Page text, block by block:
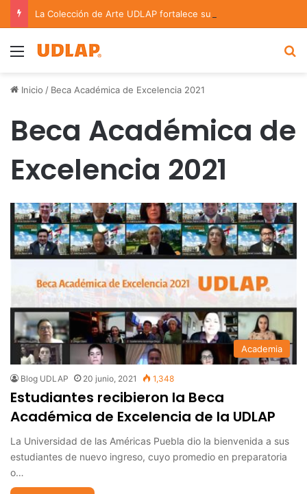
Menu
Inicio / Beca Académica de Excelencia 2021
Beca Académica de
Excelencia 2021
Academia
Blog UDLAP 20 junio, 2021 1,348
Estudiantes recibieron la Beca
Académica de Excelencia de la UDLAP
La Universidad de las Américas Puebla dio la bienvenida a sus
estudiantes de nuevo ingreso, cuyo promedio en preparatoria
o…